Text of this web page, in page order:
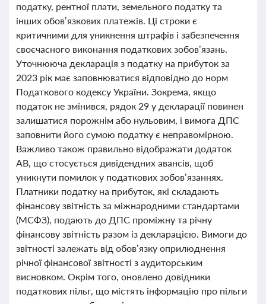
податку, рентної плати, земельного податку та
інших обов’язкових платежів. Ці строки є
критичними для уникнення штрафів і забезпечення
своєчасного виконання податкових зобов’язань.
Уточнююча декларація з податку на прибуток за
2023 рік має заповнюватися відповідно до норм
Податкового кодексу України. Зокрема, якщо
податок не змінився, рядок 29 у декларації повинен
залишатися порожнім або нульовим, і вимога ДПС
заповнити його сумою податку є неправомірною.
Важливо також правильно відображати додаток
АВ, що стосується дивідендних авансів, щоб
уникнути помилок у податкових зобов’язаннях.
Платники податку на прибуток, які складають
фінансову звітність за міжнародними стандартами
(МСФЗ), подають до ДПС проміжну та річну
фінансову звітність разом із декларацією. Вимоги до
звітності залежать від обов’язку оприлюднення
річної фінансової звітності з аудиторським
висновком. Окрім того, оновлено довідники
податкових пільг, що містять інформацію про пільги